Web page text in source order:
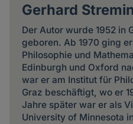
Gerhard
Der Autor wurde 1952 in
geboren. Ab 1970 ging
Philosophie und
Edinburgh und Oxford
war er am Institut für
Graz beschäftigt, wo er
Jahre später war er als
University of Minnesota